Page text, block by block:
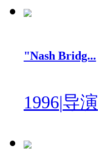
"Nash Bridg...
1996|导演